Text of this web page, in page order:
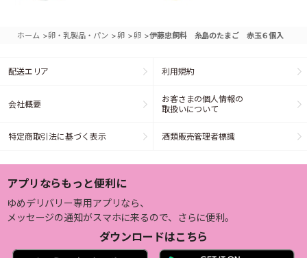
ホーム >卵・乳製品・パン >卵 >卵 >伊藤忠飼料 糸島のたまご 赤玉６個入
配送エリア 利用規約
会社概要
お客さまの個人情報の
取扱いについて
特定商取引法に基づく表示 酒類販売管理者標識
アプリならもっと便利に
ゆめデリバリー専用アプリなら、
メッセージの通知がスマホに来るので、さらに便利。
ダウンロードはこちら